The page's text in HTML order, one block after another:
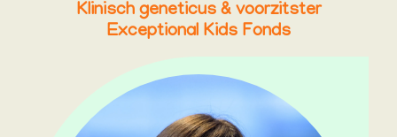
Klinisch geneticus & voorzitster
Exceptional Kids Fonds